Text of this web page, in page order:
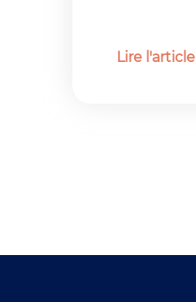
Lire l'article